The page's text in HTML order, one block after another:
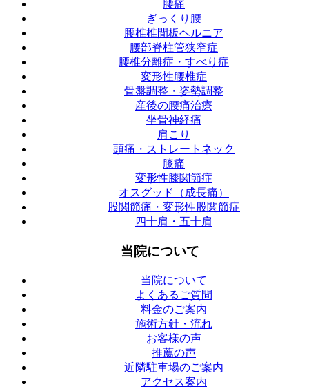
腰痛
ぎっくり腰
腰椎椎間板ヘルニア
腰部脊柱管狭窄症
腰椎分離症・すべり症
変形性腰椎症
骨盤調整・姿勢調整
産後の腰痛治療
坐骨神経痛
肩こり
頭痛・ストレートネック
膝痛
変形性膝関節症
オスグッド（成長痛）
股関節痛・変形性股関節症
四十肩・五十肩
当院について
当院について
よくあるご質問
料金のご案内
施術方針・流れ
お客様の声
推薦の声
近隣駐車場のご案内
アクセス案内